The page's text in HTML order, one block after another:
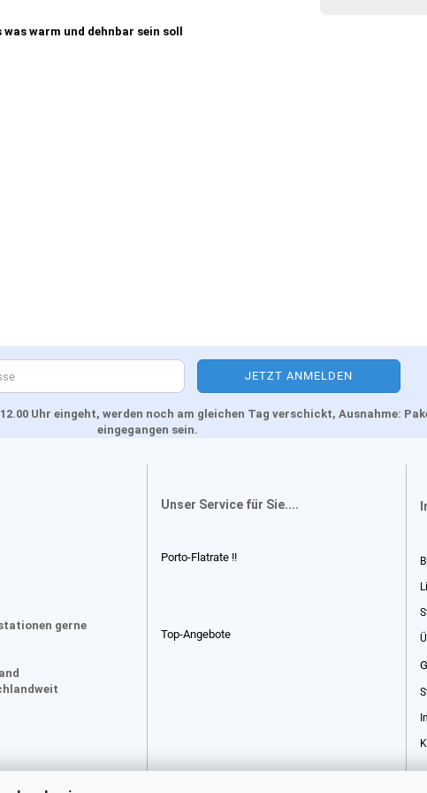
warm und dehnbar sein soll
Uhr eingeht, werden noch am gleichen Tag verschickt, Ausnahme:
eingegangen sein.
gerne
Unser Service für Sie....
Porto-Flatrate !!
Top-Angebote